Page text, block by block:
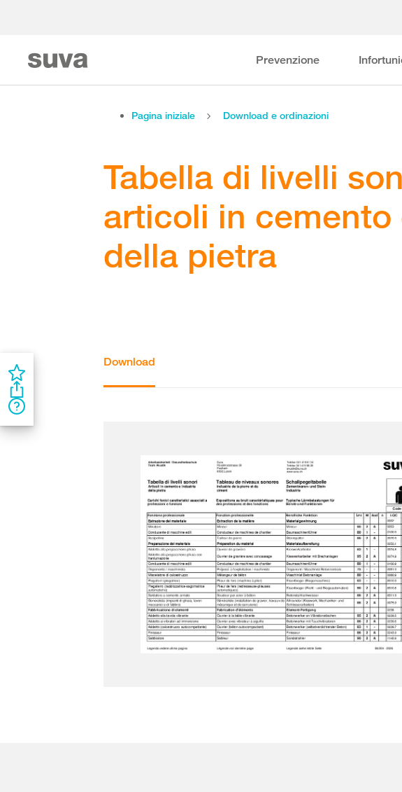
Prevenzione
Pagina iniziale Download e ordinazioni
Tabella di livelli
articoli in
della pietra
Download